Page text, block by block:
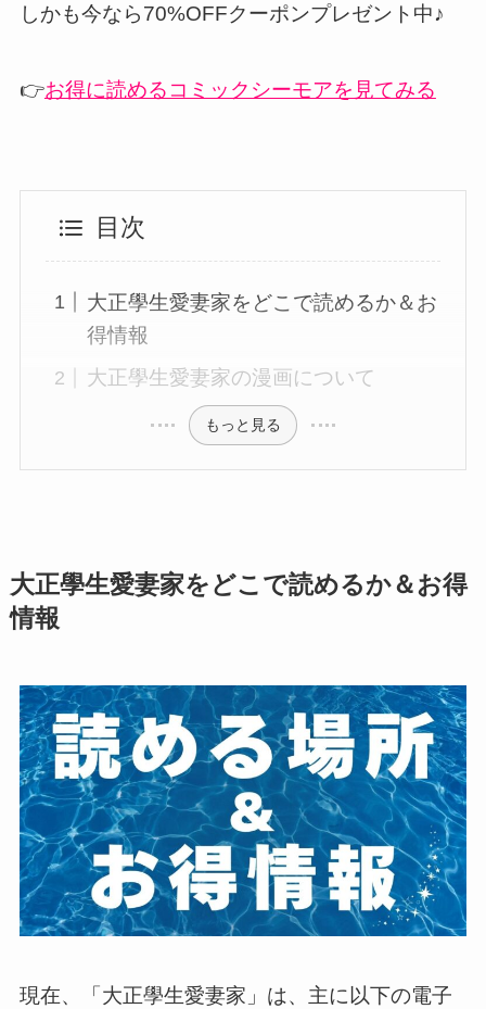
しかも今なら70%OFFクーポンプレゼント中♪
👉お得に読めるコミックシーモアを見てみる
目次
大正學生愛妻家をどこで読めるか＆お
得情報
大正學生愛妻家の漫画について
もっと見る
大正學生愛妻家をどこで読めるか＆お得
情報
現在、「大正學生愛妻家」は、主に以下の電子